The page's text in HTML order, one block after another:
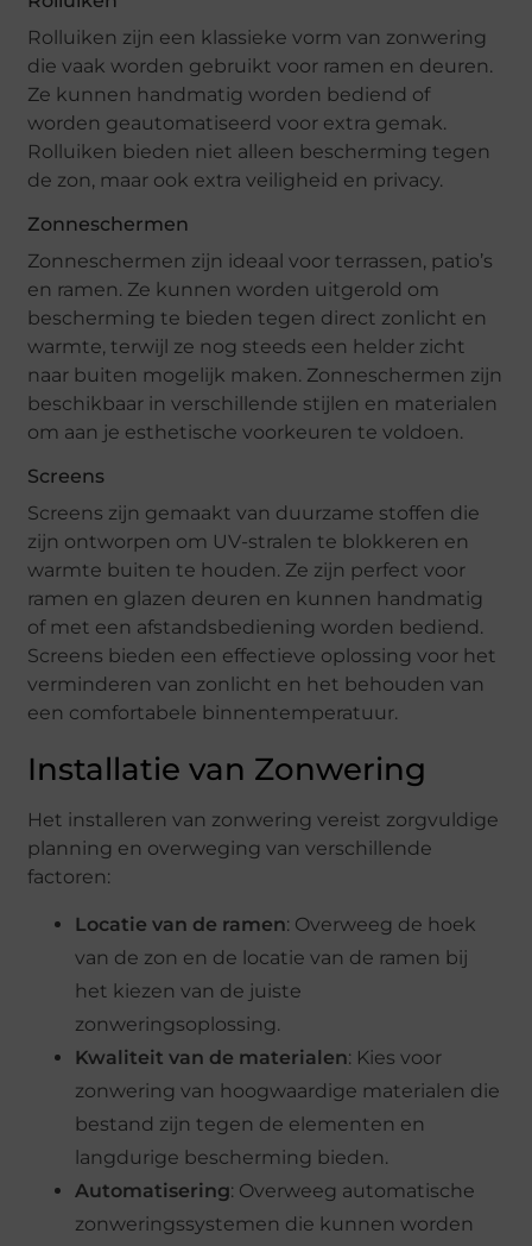
Rolluiken zijn een klassieke vorm van zonwering
die vaak worden gebruikt voor ramen en deuren.
Ze kunnen handmatig worden bediend of
worden geautomatiseerd voor extra gemak.
Rolluiken bieden niet alleen bescherming tegen
de zon, maar ook extra veiligheid en privacy.
Zonneschermen
Zonneschermen zijn ideaal voor terrassen, patio’s
en ramen. Ze kunnen worden uitgerold om
bescherming te bieden tegen direct zonlicht en
warmte, terwijl ze nog steeds een helder zicht
naar buiten mogelijk maken. Zonneschermen zijn
beschikbaar in verschillende stijlen en materialen
om aan je esthetische voorkeuren te voldoen.
Screens
Screens zijn gemaakt van duurzame stoffen die
zijn ontworpen om UV-stralen te blokkeren en
warmte buiten te houden. Ze zijn perfect voor
ramen en glazen deuren en kunnen handmatig
of met een afstandsbediening worden bediend.
Screens bieden een effectieve oplossing voor het
verminderen van zonlicht en het behouden van
een comfortabele binnentemperatuur.
Installatie van Zonwering
Het installeren van zonwering vereist zorgvuldige
planning en overweging van verschillende
factoren:
Locatie van de ramen: Overweeg de hoek
van de zon en de locatie van de ramen bij
het kiezen van de juiste
zonweringsoplossing.
Kwaliteit van de materialen: Kies voor
zonwering van hoogwaardige materialen die
bestand zijn tegen de elementen en
langdurige bescherming bieden.
Automatisering: Overweeg automatische
zonweringssystemen die kunnen worden